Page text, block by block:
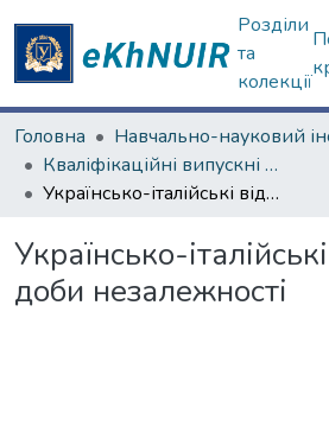
Розділи
та
колекції
Головна
Кваліфікаційні випускні роботи бакалаврів. Навчально-науковий інститут «Українська інженерно-педагогічна академія»
Українсько-італійські відносини доби незалежності
Українсько-
доби незалежності